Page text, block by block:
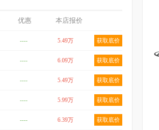
优惠 本店报价
---- 5.49万 获取底价
---- 6.09万 获取底价
---- 5.49万 获取底价
---- 5.99万 获取底价
---- 6.39万 获取底价